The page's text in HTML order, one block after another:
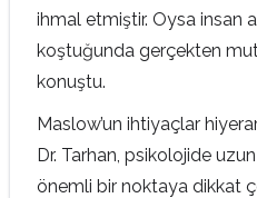
ihmal etmiştir. Oysa insan
koştuğunda gerçekten
konuştu.
Maslow’un ihtiyaçlar
Dr. Tarhan, psikolojide
önemli bir noktaya dikkat